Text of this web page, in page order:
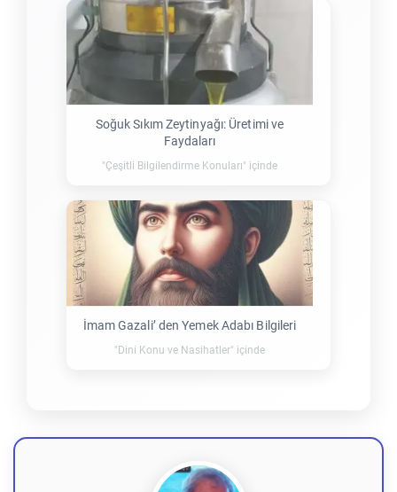
Soğuk Sıkım Zeytinyağı: Üretimi ve
Faydaları
"Çeşitli Bilgilendirme Konuları" içinde
İmam Gazali’ den Yemek Adabı Bilgileri
"Dini Konu ve Nasihatler" içinde